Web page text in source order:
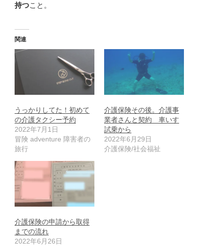
持つこと。
関連
うっかりしてた！初めて
の介護タクシー予約
2022年7月1日
冒険 adventure 障害者の
旅行
介護保険その後。介護事
業者さんと契約 車いす
試乗から
2022年6月29日
介護保険/社会福祉
介護保険の申請から取得
までの流れ
2022年6月26日